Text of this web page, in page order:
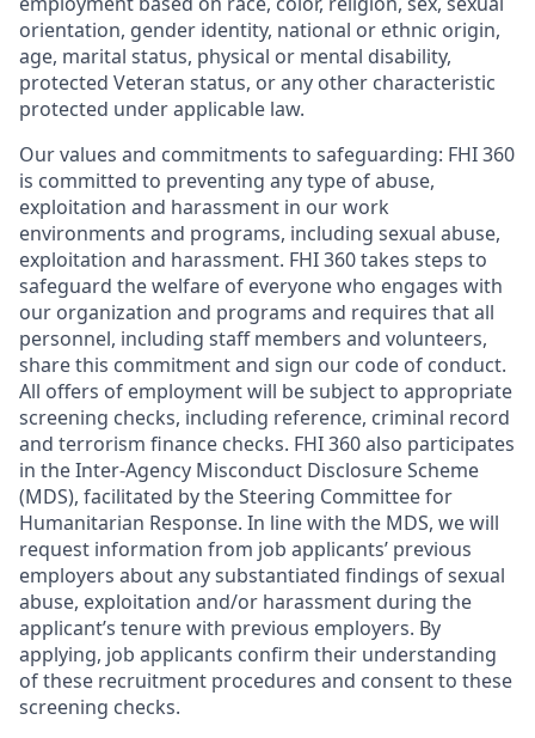
orientation, gender identity, national or ethnic origin,
age, marital status, physical or mental disability,
protected Veteran status, or any other characteristic
protected under applicable law.
Our values and commitments to safeguarding: FHI 360
is committed to preventing any type of abuse,
exploitation and harassment in our work
environments and programs, including sexual abuse,
exploitation and harassment. FHI 360 takes steps to
safeguard the welfare of everyone who engages with
our organization and programs and requires that all
personnel, including staff members and volunteers,
share this commitment and sign our code of conduct.
All offers of employment will be subject to appropriate
screening checks, including reference, criminal record
and terrorism finance checks. FHI 360 also participates
in the Inter-Agency Misconduct Disclosure Scheme
(MDS), facilitated by the Steering Committee for
Humanitarian Response. In line with the MDS, we will
request information from job applicants’ previous
employers about any substantiated findings of sexual
abuse, exploitation and/or harassment during the
applicant’s tenure with previous employers. By
applying, job applicants confirm their understanding
of these recruitment procedures and consent to these
screening checks.